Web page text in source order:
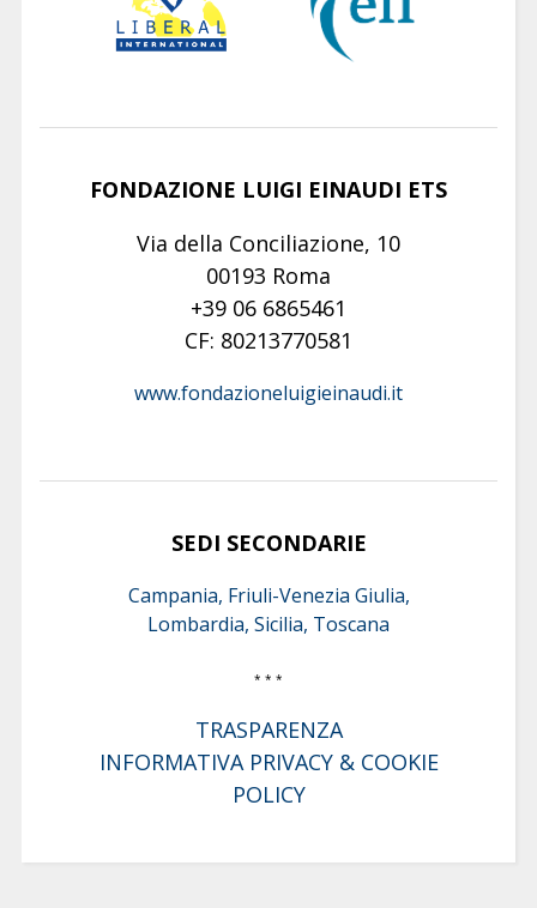
FONDAZIONE LUIGI EINAUDI ETS
Via della Conciliazione, 10
00193 Roma
+39 06 6865461
CF: 80213770581
www.fondazioneluigieinaudi.it
SEDI SECONDARIE
Campania, Friuli-Venezia Giulia,
Lombardia, Sicilia, Toscana
* * *
TRASPARENZA
INFORMATIVA PRIVACY & COOKIE
POLICY